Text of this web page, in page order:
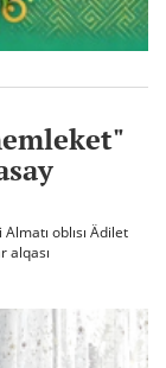
oblısı Ädilet
alqası